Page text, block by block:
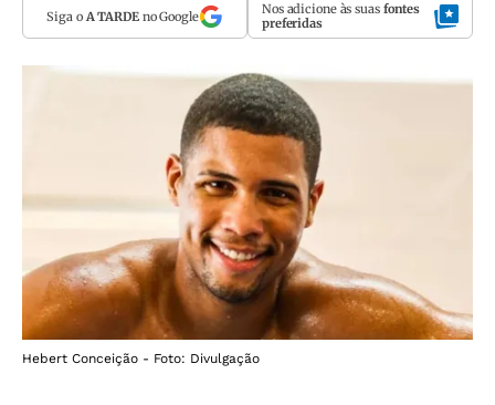
Siga o A TARDEno Google Nos adicione às suas fontes
preferidas
Hebert Conceição - Foto: Divulgação